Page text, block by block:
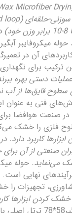
ساخته می‌شود. این حوله با ابعاد
آن در
برای نگهداری
ترتل اصلی برای
قایق‌ها از آب
ترتل اصلی در
صنعت هوافضا
فلزی را خشک
برای خشک کردن
صنعتی از آن
می‌نماید.
نهایی
تجهیزات
ساختمانی برای خشک